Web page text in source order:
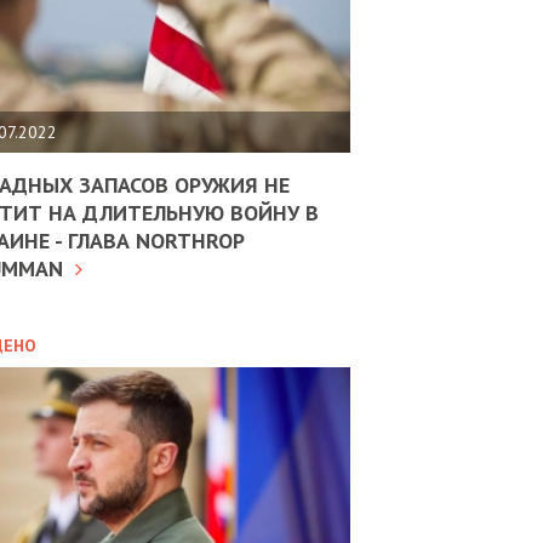
ЗАПАСОВ ОРУЖИЯ НЕ
НА ДЛИТЕЛЬНУЮ ВОЙНУ В
- ГЛАВА NORTHROP
10.02.2025